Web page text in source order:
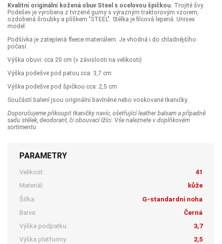
Kvalitní originální kožená obuv Steel s ocelovou špičkou. Trojité švy.
Podešev je vyrobena z tvrzené gumy s výrazným traktorovým vzorem,
ozdobená šroubky a plíškem "STEEL". Stélka je filcová lepená. Unisex
model.
Podšívka je zateplená fleece materiálem. Je vhodná i do chladnějšího
počasí.
Výška obuvi: cca 20 cm (v závislosti na velikosti)
Výška podešve pod patou cca: 3,7 cm
Výška podešve pod špičkou cca: 2,5 cm
Součástí balení jsou originální bavlněné nebo voskované tkaničky.
Doporučujeme přikoupit tkaničky navíc, ošetřující leather balsam a případně
sadu stélek, deodorant, či obouvací lžíci. Vše naleznete v doplňkovém
sortimentu.
PARAMETRY
Velikost:
41
Materiál:
kůže
Šířka:
G-standardní noha
Barva:
Černá
Výška podpatku:
3,7
Výška platformy:
2,5